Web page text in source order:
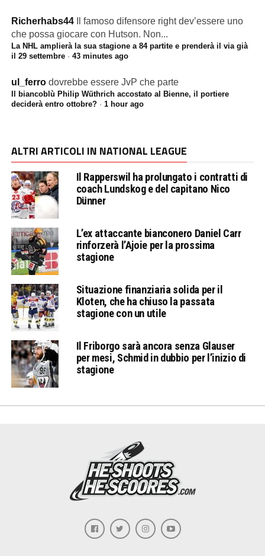
Richerhabs44
Il famoso difensore right dev’essere uno
che possa giocare con Hutson. Non...
La NHL amplierà la sua stagione a 84 partite e prenderà il via già
il 29 settembre· 43 minutes ago
ul_ferro dovrebbe essere JvP che parte
Il biancoblù Philip Wüthrich accostato al Bienne, il portiere
deciderà entro ottobre?· 1 hour ago
ALTRI ARTICOLI IN NATIONAL LEAGUE
Il Rapperswil ha prolungato i contratti di
coach Lundskog e del capitano Nico
Dünner
L’ex attaccante bianconero Daniel Carr
rinforzerà l’Ajoie per la prossima
stagione
Situazione finanziaria solida per il
Kloten, che ha chiuso la passata
stagione con un utile
Il Friborgo sarà ancora senza Glauser
per mesi, Schmid in dubbio per l’inizio di
stagione